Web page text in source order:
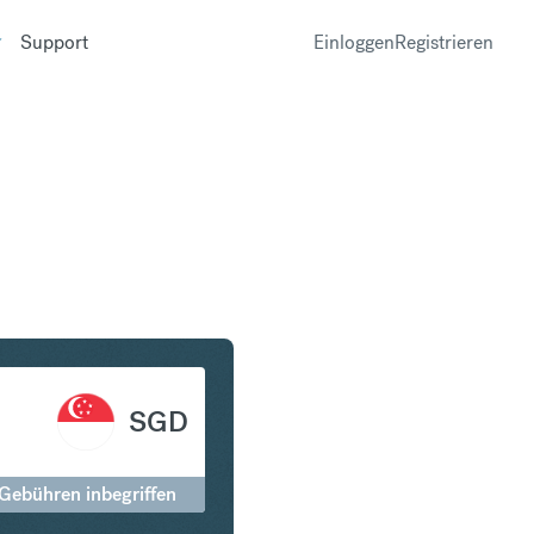
Support EinloggenRegistrieren
SGD
inbegriffen